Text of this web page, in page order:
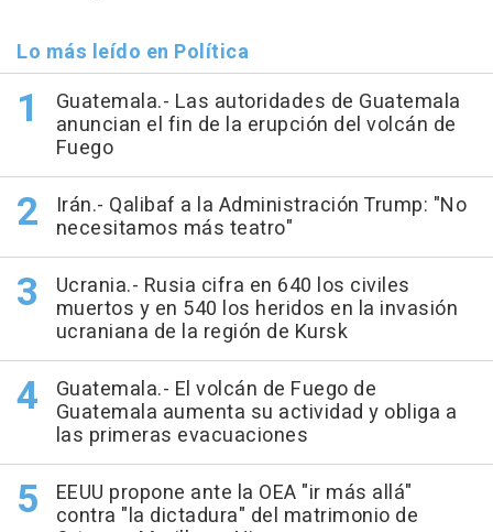
Lo más leído en Política
Guatemala.- Las autoridades de Guatemala
anuncian el fin de la erupción del volcán de
Fuego
Irán.- Qalibaf a la Administración Trump: "No
necesitamos más teatro"
Ucrania.- Rusia cifra en 640 los civiles
muertos y en 540 los heridos en la invasión
ucraniana de la región de Kursk
Guatemala.- El volcán de Fuego de
Guatemala aumenta su actividad y obliga a
las primeras evacuaciones
EEUU propone ante la OEA "ir más allá"
contra "la dictadura" del matrimonio de